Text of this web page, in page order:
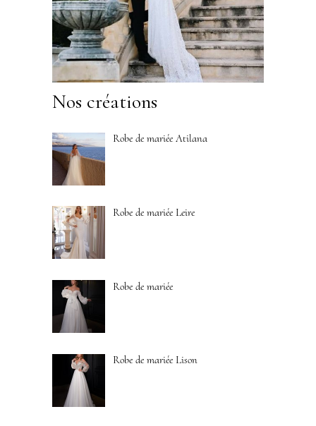
Nos créations
Robe de mariée Atilana
Robe de mariée Leire
Robe de mariée
Robe de mariée Lison